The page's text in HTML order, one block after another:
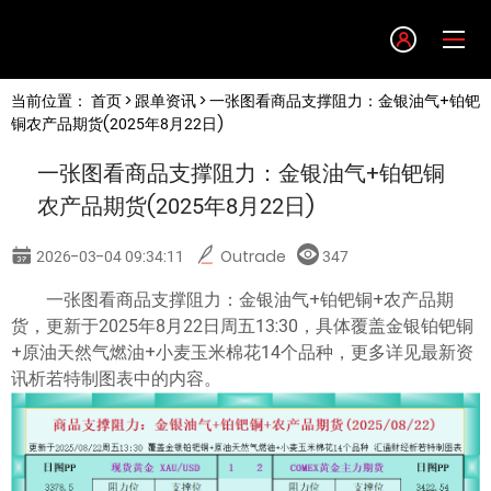
English
简体中文
한글
日本語
Tiếng việt
当前位置： 首页> 跟单资讯> 一张图看商品支撑阻力：金银油气+铂钯
铜农产品期货(2025年8月22日)
一张图看商品支撑阻力：金银油气+铂钯铜
农产品期货(2025年8月22日)
2026-03-04 09:34:11 Outrade 347
一张图看商品支撑阻力：金银油气+铂钯铜+农产品期
货，更新于2025年8月22日周五13:30，具体覆盖金银铂钯铜
+原油天然气燃油+小麦玉米棉花14个品种，更多详见最新资
讯析若特制图表中的内容。